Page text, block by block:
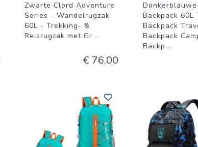
Zwarte Clord Adventure
Series - Wandelrugzak
60L - Trekking- &
Reisrugzak met Gr...
€ 76,00
Backpack 60L
Backpack
Backpack
Backp...